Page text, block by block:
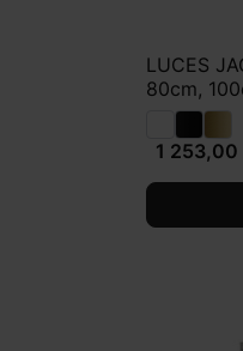
LUCES
80cm,
1 253,00